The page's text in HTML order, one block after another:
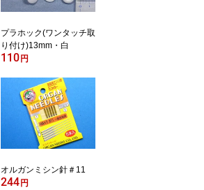
プラホック(ワンタッチ取
り付け)13mm・白
110 円
オルガンミシン針＃11
244 円